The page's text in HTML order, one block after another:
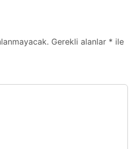
Gerekli alanlar * ile